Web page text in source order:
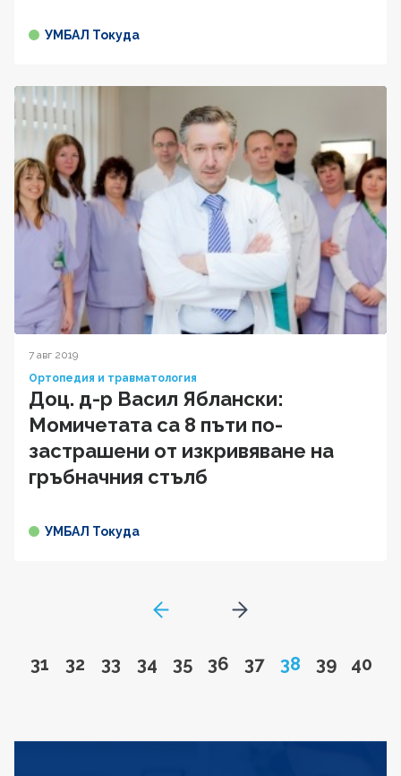
УМБАЛ Токуда
7 авг 2019
Ортопедия и травматология
Доц. д-р Васил Яблански:
Момичетата са 8 пъти по-
застрашени от изкривяване на
гръбначния стълб
УМБАЛ Токуда
GoToPreviousPage
Go to page
31 Go to page
32 Go to page
33 Go to page
34 Go to page
35 Go to page
36 Go to page
37 Page
38 Go to
39 Go
40
Go to next page